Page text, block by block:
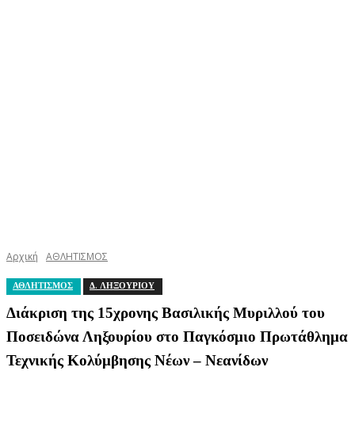
Αρχική ΑΘΛΗΤΙΣΜΟΣ
ΑΘΛΗΤΙΣΜΟΣ Δ. ΛΗΞΟΥΡΙΟΥ
Διάκριση της 15χρονης Βασιλικής Μυριλλού του
Ποσειδώνα Ληξουρίου στο Παγκόσμιο Πρωτάθλημα
Τεχνικής Κολύμβησης Νέων – Νεανίδων